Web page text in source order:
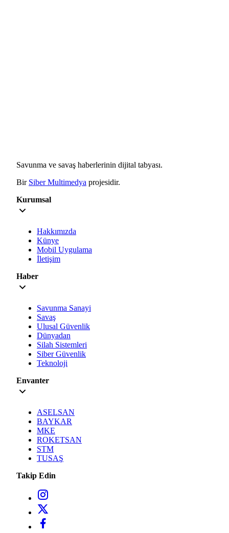
Savunma ve savaş haberlerinin dijital tabyası.
Bir Siber Multimedya projesidir.
Kurumsal
Hakkımızda
Künye
Mobil Uygulama
İletişim
Haber
Savunma Sanayi
Savaş
Ulusal Güvenlik
Dünyadan
Silah Sistemleri
Siber Güvenlik
Teknoloji
Envanter
ASELSAN
BAYKAR
MKE
ROKETSAN
STM
TUSAŞ
Takip Edin